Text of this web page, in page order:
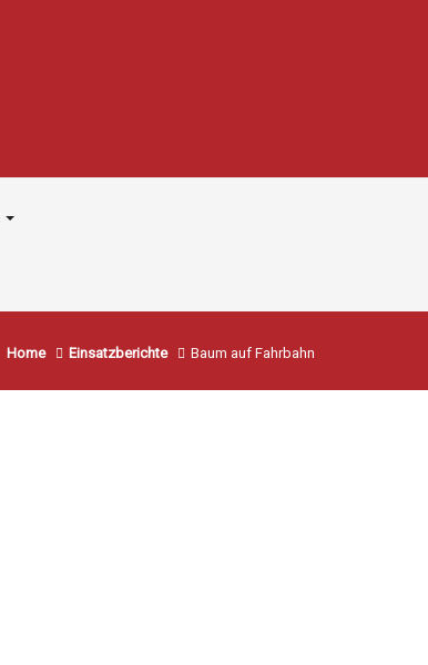
Home Einsatzberichte Baum auf Fahrbahn